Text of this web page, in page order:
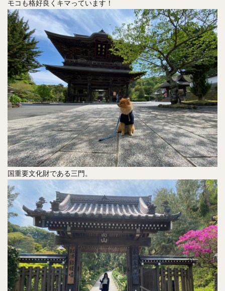
モコも格好良くキマっています！
国重要文化財である三門。